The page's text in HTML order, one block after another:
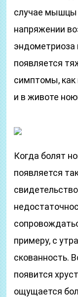
случае мышцы
напряжении
эндометриоза
появляется
симптомы, как
и в животе
Когда болят
появляется
примеру, с
скованность.
появится
ощущается